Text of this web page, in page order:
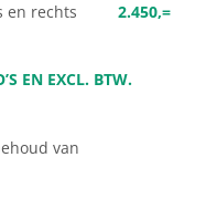
en rechts 2.450,=
EN EXCL. BTW.
van